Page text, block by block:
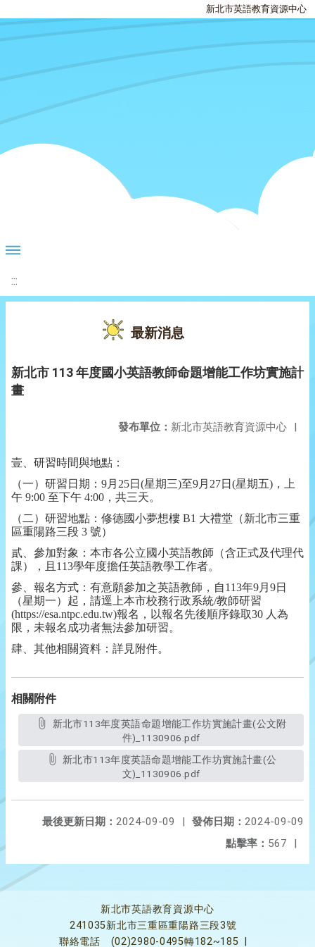
新北市英語教育資源中心
:::
最新消息
新北市 113 年度國小英語教師命題增能工作坊實施計
畫
發布單位： 新北市英語教育資源中心 |
壹、研習時間與地點：
（一）研習日期：9月25日(星期三)至9月27日(星期五)，上
午 9:00 至下午 4:00，共三天。
（二）研習地點：修德國小夢想樓 B1 大禮堂（新北市三重
區重陽路三段 3 號）
貳、參加對象：本市各公立國小英語教師（含正式及代理代
課），且113學年度擔任英語教學工作者。
參、報名方式：有意願參加之英語教師，自113年9月9日
（星期一）起，請逕上本市校務行政系統/教師研習
(https://esa.ntpc.edu.tw)報名，以報名先後順序錄取30 人為
限，未報名成功者無法參加研習。
肆、其他相關資料：詳見附件。
相關附件
件)_1130906.pdf
文)_1130906.pdf
發佈日期： 2024-09-09
最後更新日期： 2024-09-09
|
點擊率： 567 |
新北市英語教育資源中心
241035新北市三重區重陽路三段3號
聯絡電話
(02)2980-0495轉182~185